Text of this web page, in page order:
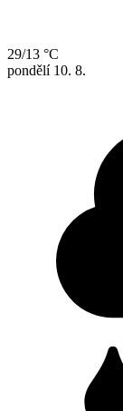
29/13 °C
pondělí 10. 8.